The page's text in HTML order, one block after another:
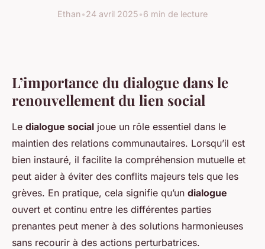
Ethan•24 avril 2025•6 min de lecture
L’importance du dialogue dans le
renouvellement du lien social
Le dialogue social joue un rôle essentiel dans le
maintien des relations communautaires. Lorsqu’il est
bien instauré, il facilite la compréhension mutuelle et
peut aider à éviter des conflits majeurs tels que les
grèves. En pratique, cela signifie qu’un dialogue
ouvert et continu entre les différentes parties
prenantes peut mener à des solutions harmonieuses
sans recourir à des actions perturbatrices.